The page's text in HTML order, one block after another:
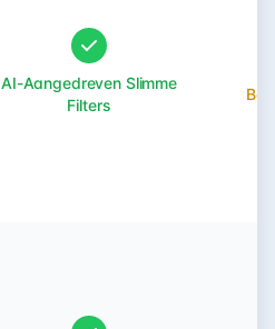
AI-Aangedreven Slimme
Filters